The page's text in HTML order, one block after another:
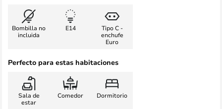
Bombilla no
incluida
E14
Tipo C -
enchufe
Euro
Perfecto para estas habitaciones
Sala de
estar
Comedor Dormitorio